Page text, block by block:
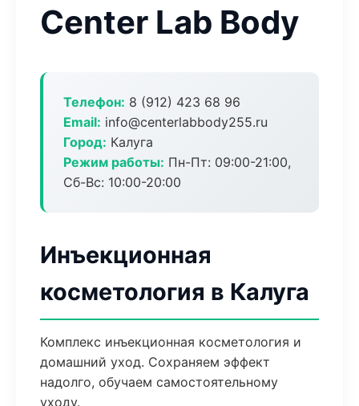
Center Lab Body
Телефон: 8 (912) 423 68 96
Email: info@centerlabbody255.ru
Город: Калуга
Режим работы: Пн-Пт: 09:00-21:00,
Сб-Вс: 10:00-20:00
Инъекционная
косметология в Калуга
Комплекс инъекционная косметология и
домашний уход. Сохраняем эффект
надолго, обучаем самостоятельному
уходу.